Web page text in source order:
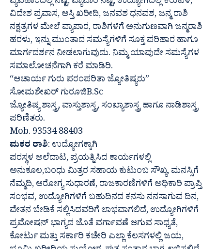
ವಿದೇಶ ಪ್ರವಾಸ, ಆಸ್ತಿ ಖರೀದಿ, ಜನವಶ ಧನವಶ, ಜನ್ಮ ರಾಶಿ
ನಕ್ಷತ್ರಗಳ ಮೇಲೆ ವ್ಯಾಪಾರ, ರಾಶಿಗಳಿಗೆ ಅನುಗುಣವಾಗಿ ಜನ್ಮರಾಶಿ
ಹರಳು, ಇನ್ನು ಮುಂತಾದ ಸಮಸ್ಯೆಗಳಿಗೆ ಸೂಕ್ತ ಪರಿಹಾರ ಹಾಗೂ
ಮಾರ್ಗದರ್ಶನ ನೀಡಲಾಗುವುದು. ನಿಮ್ಮ ಯಾವುದೇ ಸಮಸ್ಯೆಗಳ
ಸಮಾಲೋಚನೆಗಾಗಿ ಕರೆ ಮಾಡಿರಿ.
“ಆಚಾರ್ಯ ಗುರು ಪರಂಪರಿತಾ ಜ್ಯೋತಿಷ್ಯರು”
ಸೋಮಶೇಖರ್ ಗುರೂಜಿB.Sc
ಜ್ಯೋತಿಷ್ಯ ಶಾಸ್ತ್ರ, ವಾಸ್ತುಶಾಸ್ತ್ರ, ಸಂಖ್ಯಾಶಾಸ್ತ್ರ ಹಾಗೂ ನಾಡಿಶಾಸ್ತ್ರ
ಪರಿಣಿತರು.
Mob. 93534 88403
ಮಕರ ರಾಶಿ: ಉದ್ಯೋಗಕ್ಕಾಗಿ
ಪರಸ್ಥಳ ಅಲೆದಾಟ, ಪ್ರಯತ್ನಿಸಿದ ಕಾರ್ಯಗಳಲ್ಲಿ
ಅನುಕೂಲ,ಬಂಧು ಮಿತ್ರರ ಸಹಾಯ ಕುಟುಂಬ ಸೌಖ್ಯ, ಮನಸ್ಸಿಗೆ
ನೆಮ್ಮದಿ, ಆರೋಗ್ಯ ಸುಧಾರಣೆ, ರಾಜಕಾರಣಿಗಳಿಗೆ ಅಧಿಕಾರಿ ಪ್ರಾಪ್ತಿ
ಸಂಭವ, ಉದ್ಯೋಗಿಗಳಿಗೆ ಬಹುದಿನದ ಕನಸು ನನಸಾಗುವ ದಿನ,
ವೇತನ ಬೇಡಿಕೆ ಸಲ್ಲಿಸಿದವರಿಗೆ ಲಾಭವಾಗಲಿದೆ, ಉದ್ಯೋಗಿಗಳಿಗೆ
ಪ್ರಮೋಷನ್ ಭಾಗ್ಯದ ಜೊತೆ ವರ್ಗಾವಣೆ ಆಗುವ ಸಾಧ್ಯತೆ,
ಕೋರ್ಟು ಮತ್ತು ಸರ್ಕಾರಿ ಕಚೇರಿ ಎಲ್ಲಾ ಕೆಲಸಗಳಲ್ಲಿ ಜಯ,